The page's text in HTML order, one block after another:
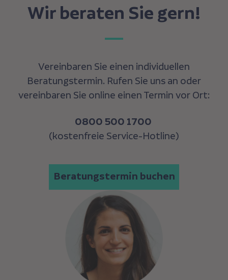
Wir beraten Sie gern!
Vereinbaren Sie einen individuellen
Beratungstermin. Rufen Sie uns an oder
vereinbaren Sie online einen Terminvor Ort:
0800 500 1700
(kostenfreie Service-Hotline)
Beratungstermin buchen